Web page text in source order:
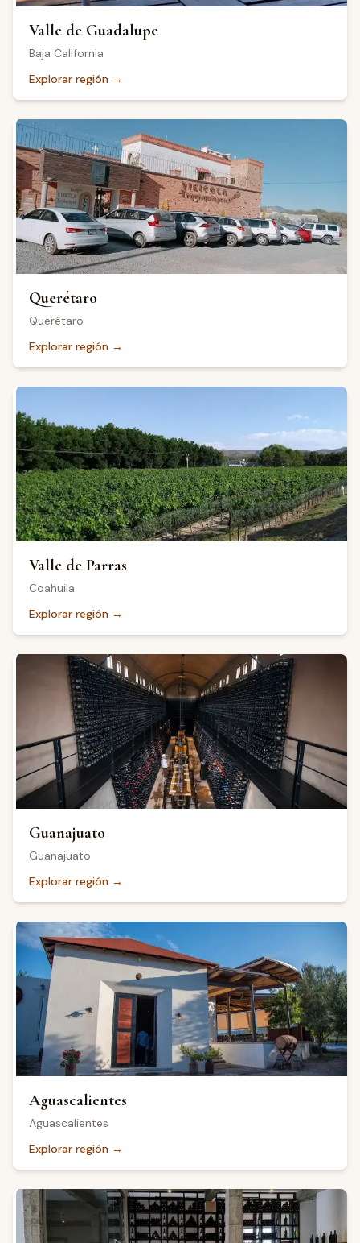
Valle de Guadalupe
Baja California
Explorar región →
Querétaro
Querétaro
Explorar región →
Valle de Parras
Coahuila
Explorar región →
Guanajuato
Guanajuato
Explorar región →
Aguascalientes
Aguascalientes
Explorar región →